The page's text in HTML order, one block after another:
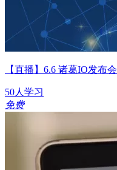
【直播】6.6 诸葛IO发布会
50人学习
免费